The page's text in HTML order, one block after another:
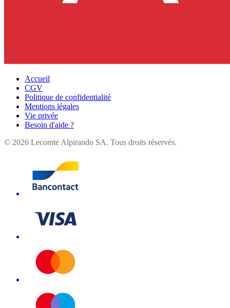
Accueil
CGV
Politique de confidentialité
Mentions légales
Vie privée
Besoin d'aide ?
© 2026 Lecomte Alpirando SA. Tous droits réservés.